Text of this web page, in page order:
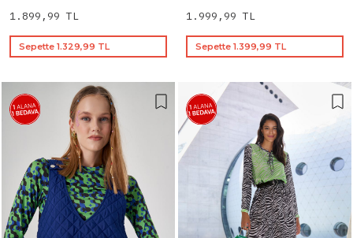
1.899,99 TL
Sepette 1.329,99 TL
1.999,99 TL
Sepette 1.399,99 TL